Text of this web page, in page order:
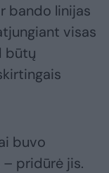
bando linijas
visas
būtų
buvo
– pridūrė jis.